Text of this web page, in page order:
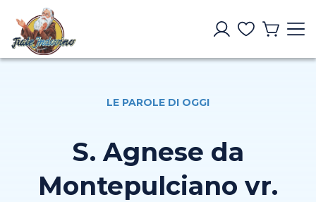
LE PAROLE DI OGGI
S. Agnese da
Montepulciano vr.